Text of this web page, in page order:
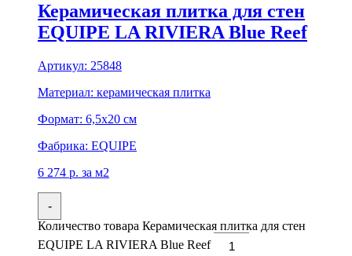
Керамическая плитка для стен
EQUIPE LA RIVIERA Blue Reef
Артикул: 25848
Материал: керамическая плитка
Формат: 6,5x20 см
Фабрика: EQUIPE
6 274 р. за м2
-
Количество товара Керамическая плитка для стен
EQUIPE LA RIVIERA Blue Reef